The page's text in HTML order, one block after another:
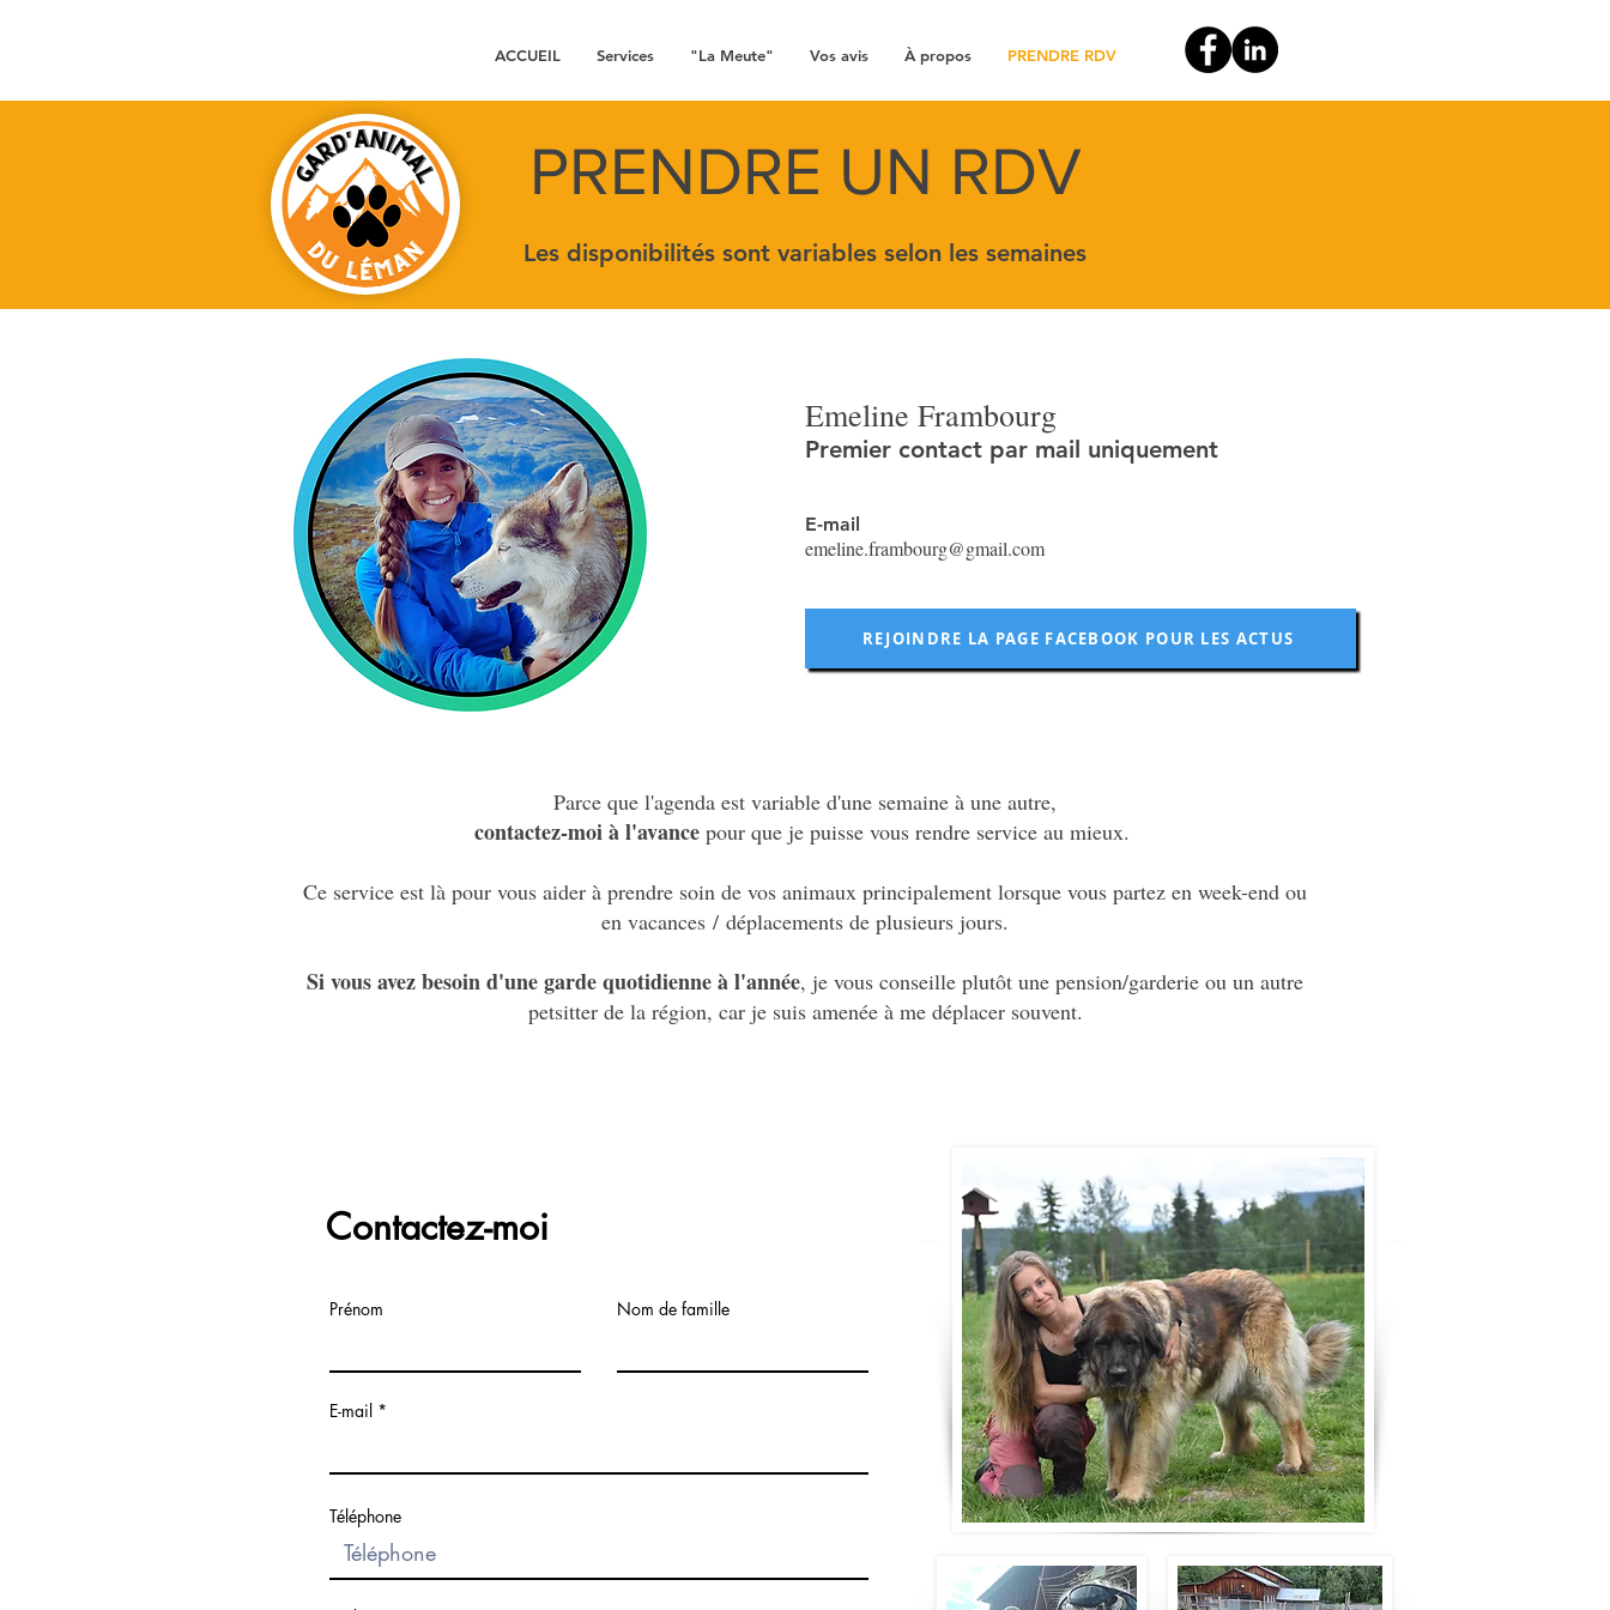
ACCUEIL Services "La Meute" Vos avis À propos PRENDRE RDV
PRENDRE UN RDV
Les disponibilités sont variables selon les semaines
Emeline Frambourg
Premier contact par mail uniquement
E-mail
emeline.frambourg@gmail.com
REJOINDRE LA PAGE FACEBOOK POUR LES ACTUS
Parce que l'agenda est variable d'une semaine à une autre,
contactez-moi à l'avancepour que je puisse vous rendre service au mieux.
Ce service est là pour vous aider à prendre soin de vos animaux principalement lorsque vous partez en week-end ou
en vacances / déplacements de plusieurs jours.
Si vous avez besoin d'une garde quotidienne à l'année, je vous conseille plutôt une pension/garderie ou un autre
petsitter de la région, car je suis amenée à me déplacer souvent.
Contactez-moi
Prénom Nom de famille
E-mail
Téléphone